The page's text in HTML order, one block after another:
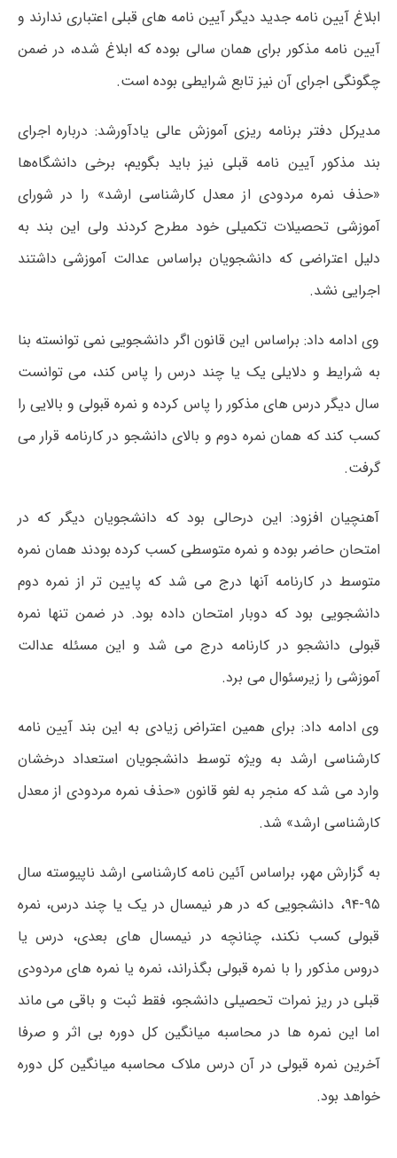
ابلاغ آیین نامه جدید دیگر آیین نامه های قبلی اعتباری ندارند و
آیین نامه مذکور برای همان سالی بوده که ابلاغ شده، در ضمن
چگونگی اجرای آن نیز تابع شرایطی بوده است.
مدیرکل دفتر برنامه ریزی آموزش عالی یادآورشد: درباره اجرای
بند مذکور آیین نامه قبلی نیز باید بگویم، برخی دانشگاه‌ها
«حذف نمره مردودی از معدل کارشناسی ارشد» را در شورای
آموزشی تحصیلات تکمیلی خود مطرح کردند ولی این بند به
دلیل اعتراضی که دانشجویان براساس عدالت آموزشی داشتند
اجرایی نشد.
وی ادامه داد: براساس این قانون اگر دانشجویی نمی توانسته بنا
به شرایط و دلایلی یک یا چند درس را پاس کند، می توانست
سال دیگر درس های مذکور را پاس کرده و نمره قبولی و بالایی را
کسب کند که همان نمره دوم و بالای دانشجو در کارنامه قرار می
گرفت.
آهنچیان افزود: این درحالی بود که دانشجویان دیگر که در
امتحان حاضر بوده و نمره متوسطی کسب کرده بودند همان نمره
متوسط در کارنامه آنها درج می شد که پایین تر از نمره دوم
دانشجویی بود که دوبار امتحان داده بود. در ضمن تنها نمره
قبولی دانشجو در کارنامه درج می شد و این مسئله عدالت
آموزشی را زیرسئوال می برد.
وی ادامه داد: برای همین اعتراض زیادی به این بند آیین نامه
کارشناسی ارشد به ویژه توسط دانشجویان استعداد درخشان
وارد می شد که منجر به لغو قانون «حذف نمره مردودی از معدل
کارشناسی ارشد» شد.
به گزارش مهر، براساس آئین نامه کارشناسی ارشد ناپیوسته سال
۹۵-۹۴، دانشجویی که در هر نیمسال در یک یا چند درس، نمره
قبولی کسب نکند، چنانچه در نیمسال های بعدی، درس یا
دروس مذکور را با نمره قبولی بگذراند، نمره یا نمره های مردودی
قبلی در ریز نمرات تحصیلی دانشجو، فقط ثبت و باقی می ماند
اما این نمره ها در محاسبه میانگین کل دوره بی اثر و صرفا
آخرین نمره قبولی در آن درس ملاک محاسبه میانگین کل دوره
خواهد بود.